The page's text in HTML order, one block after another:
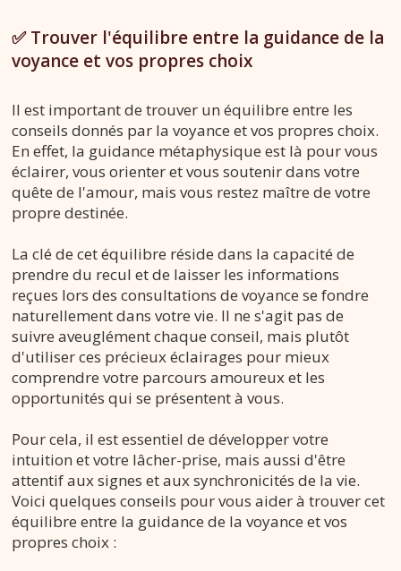
✅ Trouver l'équilibre entre la guidance de la
voyance et vos propres choix
Il est important de trouver un équilibre entre les
conseils donnés par la voyance et vos propres choix.
En effet, la guidance métaphysique est là pour vous
éclairer, vous orienter et vous soutenir dans votre
quête de l'amour, mais vous restez maître de votre
propre destinée.
La clé de cet équilibre réside dans la capacité de
prendre du recul et de laisser les informations
reçues lors des consultations de voyance se fondre
naturellement dans votre vie. Il ne s'agit pas de
suivre aveuglément chaque conseil, mais plutôt
d'utiliser ces précieux éclairages pour mieux
comprendre votre parcours amoureux et les
opportunités qui se présentent à vous.
Pour cela, il est essentiel de développer votre
intuition et votre lâcher-prise, mais aussi d'être
attentif aux signes et aux synchronicités de la vie.
Voici quelques conseils pour vous aider à trouver cet
équilibre entre la guidance de la voyance et vos
propres choix :